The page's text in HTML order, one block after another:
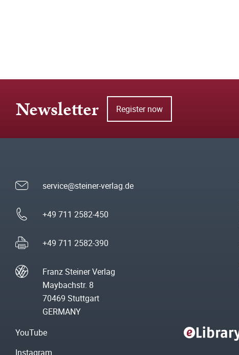
Newsletter Register now
service@steiner-verlag.de
+49 711 2582-450
+49 711 2582-390
Franz Steiner Verlag
Maybachstr. 8
70469 Stuttgart
GERMANY
YouTube
Instagram